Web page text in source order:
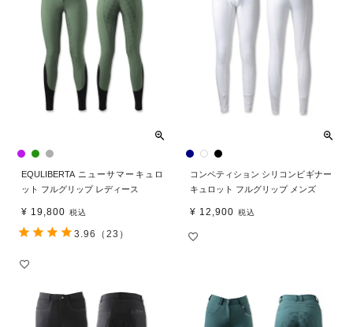
EQULIBERTA ニューサマーキュロ
ット フルグリップ レディース
¥ 19,800 税込
3.96 （23）
コンペティション シリコンビギナー
キュロット フルグリップ メンズ
¥ 12,900 税込